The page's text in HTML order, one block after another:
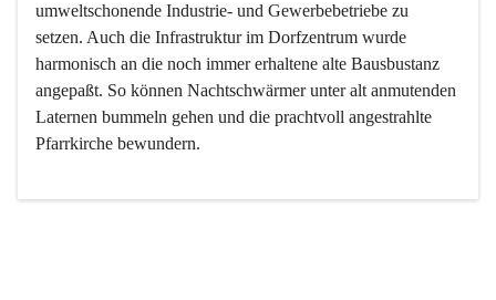
umweltschonende Industrie- und Gewerbebetriebe zu
setzen. Auch die Infrastruktur im Dorfzentrum wurde
harmonisch an die noch immer erhaltene alte Bausbustanz
angepaßt. So können Nachtschwärmer unter alt anmutenden
Laternen bummeln gehen und die prachtvoll angestrahlte
Pfarrkirche bewundern.
Der Weinbau dominert heute nicht mehr, ist aber integrativer